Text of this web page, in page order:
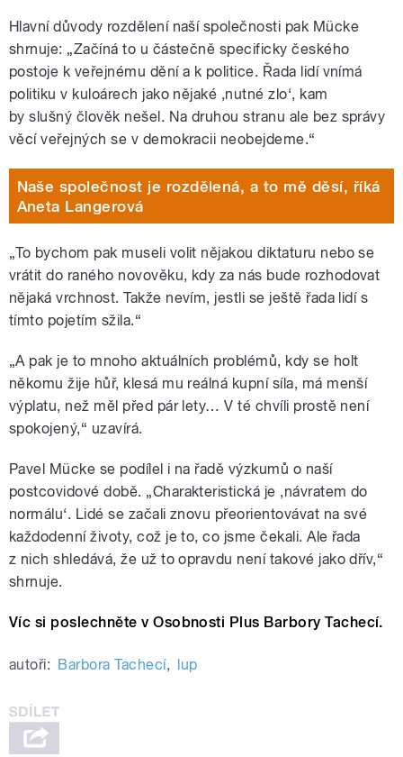
Hlavní důvody rozdělení naší společnosti pak Mücke
shrnuje: „Začíná to u částečně specificky českého
postoje k veřejnému dění a k politice. Řada lidí vnímá
politiku v kuloárech jako nějaké ,nutné zlo‘, kam
by slušný člověk nešel. Na druhou stranu ale bez správy
věcí veřejných se v demokracii neobejdeme.“
Naše společnost je rozdělená, a to mě děsí, říká
Aneta Langerová
„To bychom pak museli volit nějakou diktaturu nebo se
vrátit do raného novověku, kdy za nás bude rozhodovat
nějaká vrchnost. Takže nevím, jestli se ještě řada lidí s
tímto pojetím sžila.“
„A pak je to mnoho aktuálních problémů, kdy se holt
někomu žije hůř, klesá mu reálná kupní síla, má menší
výplatu, než měl před pár lety… V té chvíli prostě není
spokojený,“ uzavírá.
Pavel Mücke se podílel i na řadě výzkumů o naší
postcovidové době. „Charakteristická je ,návratem do
normálu‘. Lidé se začali znovu přeorientovávat na své
každodenní životy, což je to, co jsme čekali. Ale řada
z nich shledává, že už to opravdu není takové jako dřív,“
shrnuje.
Víc si poslechněte v Osobnosti Plus Barbory Tachecí.
autoři: Barbora Tachecí, lup